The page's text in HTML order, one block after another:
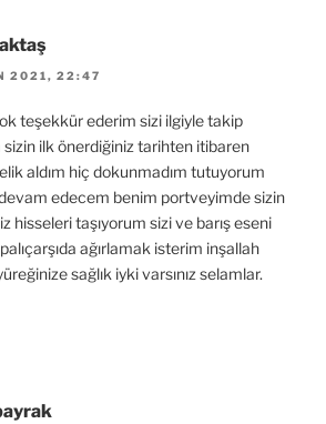
2021, 22:47
teşekkür ederim sizi ilgiyle takip
ilk önerdiğiniz tarihten itibaren
aldım hiç dokunmadım tutuyorum
edecem benim portveyimde sizin
hisseleri taşıyorum sizi ve barış eseni
ağırlamak isterim inşallah
sağlık iyki varsınız selamlar.